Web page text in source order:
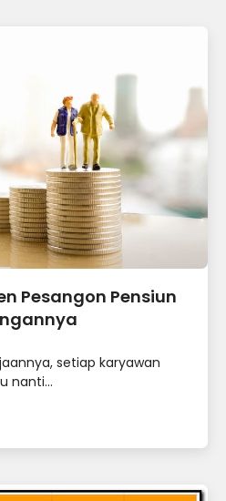
Pesangon Pensiun
setiap karyawan
nanti...